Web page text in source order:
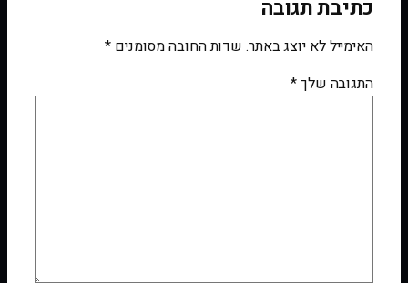
כתיבת תגובה
האימייל לא יוצג באתר. שדות החובה מסומנים *
התגובה שלך*